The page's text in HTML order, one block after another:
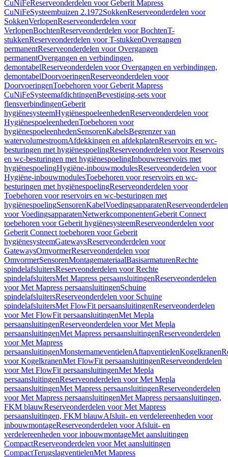
CuNiFeReserveonderdelen voor Geberit Mapress
CuNiFeSysteembuizen 2.1972SokkenReserveonderdelen voor
SokkenVerlopenReserveonderdelen voor
VerlopenBochtenReserveonderdelen voor BochtenT-
stukkenReserveonderdelen voor T-stukkenOvergangen
permanentReserveonderdelen voor Overgangen
permanentOvergangen en verbindingen,
demontabelReserveonderdelen voor Overgangen en verbindingen,
demontabelDoorvoeringenReserveonderdelen voor
DoorvoeringenToebehoren voor Geberit Mapress
CuNiFeSysteemafdichtingenBevestiging-sets voor
flensverbindingenGeberit
hygiënesysteemHygiënespoeleenhedenReserveonderdelen voor
HygiënespoeleenhedenToebehoren voor
hygiënespoeleenhedenSensorenKabelsBegrenzer van
watervolumestroomAfdekkingen en afdekplatenReservoirs en wc-
besturingen met hygiënespoelingReserveonderdelen voor Reservoirs
en wc-besturingen met hygiënespoelingInbouwreservoirs met
hygiënespoelingHygiëne-inbouwmodulesReserveonderdelen voor
Hygiëne-inbouwmodulesToebehoren voor reservoirs en wc-
besturingen met hygiënespoelingReserveonderdelen voor
Toebehoren voor reservoirs en wc-besturingen met
hygiënespoelingSensorenKabelVoedingsapparatenReserveonderdelen
voor VoedingsapparatenNetwerkcomponentenGeberit Connect
toebehoren voor Geberit hygiënesysteemReserveonderdelen voor
Geberit Connect toebehoren voor Geberit
hygiënesysteemGatewaysReserveonderdelen voor
GatewaysOmvormerReserveonderdelen voor
OmvormerSensorenMontagemateriaalBasisarmaturenRechte
spindelafsluitersReserveonderdelen voor Rechte
spindelafsluitersMet Mapress persaansluitingenReserveonderdelen
voor Met Mapress persaansluitingenSchuine
spindelafsluitersReserveonderdelen voor Schuine
spindelafsluitersMet FlowFit persaansluitingenReserveonderdelen
voor Met FlowFit persaansluitingenMet Mepla
persaansluitingenReserveonderdelen voor Met Mepla
persaansluitingenMet Mapress persaansluitingenReserveonderdelen
voor Met Mapress
persaansluitingenMonsternameventielenAftapventielenKogelkranen
voor KogelkranenMet FlowFit persaansluitingenReserveonderdelen
voor Met FlowFit persaansluitingenMet Mepla
persaansluitingenReserveonderdelen voor Met Mepla
persaansluitingenMet Mapress persaansluitingenReserveonderdelen
voor Met Mapress persaansluitingenMet Mapress persaansluitingen,
FKM blauwReserveonderdelen voor Met Mapress
persaansluitingen, FKM blauwAfsluit- en verdelereenheden voor
inbouwmontageReserveonderdelen voor Afsluit- en
verdelereenheden voor inbouwmontageMet aansluitingen
CompactReserveonderdelen voor Met aansluitingen
CompactTerugslagventielenMet Mapress